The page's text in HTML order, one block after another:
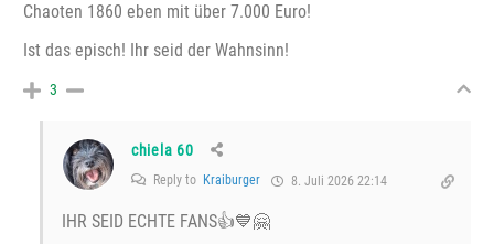
Chaoten 1860 eben mit über 7.000 Euro!
Ist das episch! Ihr seid der Wahnsinn!
3
chiela 60
Reply to Kraiburger 8. Juli 2026 22:14
IHR SEID ECHTE FANS👍💙🤗